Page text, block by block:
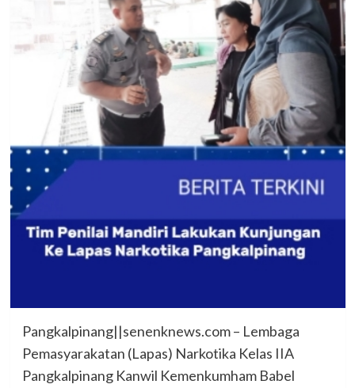
Pangkalpinang||senenknews.com – Lembaga
Pemasyarakatan (Lapas) Narkotika Kelas IIA
Pangkalpinang Kanwil Kemenkumham Babel